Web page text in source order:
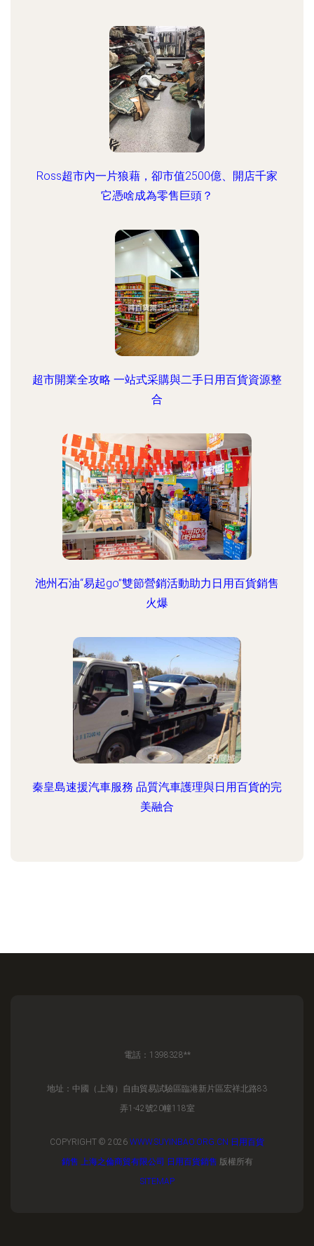
Ross超市內一片狼藉，卻市值2500億、開店千家
它憑啥成為零售巨頭？
超市開業全攻略 一站式采購與二手日用百貨資源整
合
池州石油“易起go”雙節營銷活動助力日用百貨銷售
火爆
秦皇島速援汽車服務 品質汽車護理與日用百貨的完
美融合
電話：1398328**
地址：中國（上海）自由貿易試驗區臨港新片區宏祥北路83
弄1-42號20幢118室
COPYRIGHT © 2026 WWW.SUYINBAO.ORG.CN 日用百貨
銷售 上海之倫商貿有限公司 日用百貨銷售 版權所有
SITEMAP